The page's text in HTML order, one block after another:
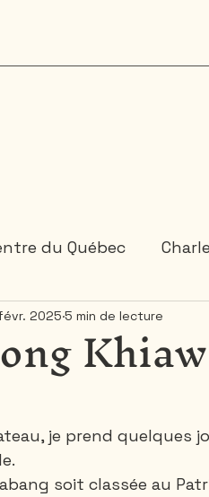
du Québec
États-Unis Gaspésie
Santa-Marta
Khiaw
2025 5 min de lecture
je prend quelques
soit classée au